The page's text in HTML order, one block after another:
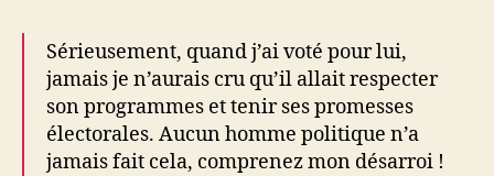
Sérieusement, quand j’ai voté pour lui,
jamais je n’aurais cru qu’il allait respecter
son programmes et tenir ses promesses
électorales. Aucun homme politique n’a
jamais fait cela, comprenez mon désarroi !